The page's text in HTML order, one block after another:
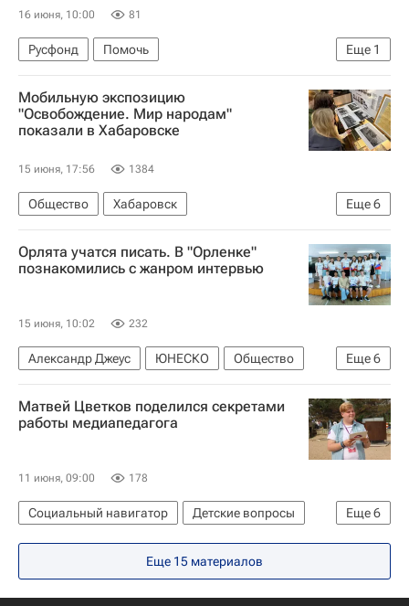
16 июня, 10:00 81
Еще 1
Русфонд
Помочь
Московская область (Подмосковье)
Мобильную экспозицию
"Освобождение. Мир народам"
показали в Хабаровске
15 июня, 17:56 1384
Еще6
Общество
Хабаровск
Президентский фонд культурных инициатив
Освобождение. Мир народам
Социальный навигатор
Великая Отечественная война (1941-1945)
Орлята учатся писать. В "Орленке"
познакомились с жанром интервью
15 июня, 10:02 232
Еще6
Александр Джеус ЮНЕСКО
Общество
Социальный навигатор
Орленок (детский центр)
Юнкоры России сегодня
Никита Крюков
Матвей Цветков поделился секретами
работы медиапедагога
11 июня, 09:00 178
Еще6
Социальный навигатор
Детские вопросы
Юнкоры России сегодня
Медиалаборатория в "Орленке"
Орленок (детский центр)
Россия
Еще 15 материалов